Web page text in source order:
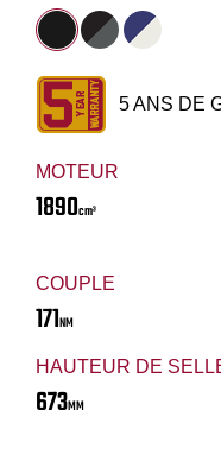
MOTEUR
1890cm³
COUPLE
171NM
HAUTEUR DE
673MM
5 ANS DE